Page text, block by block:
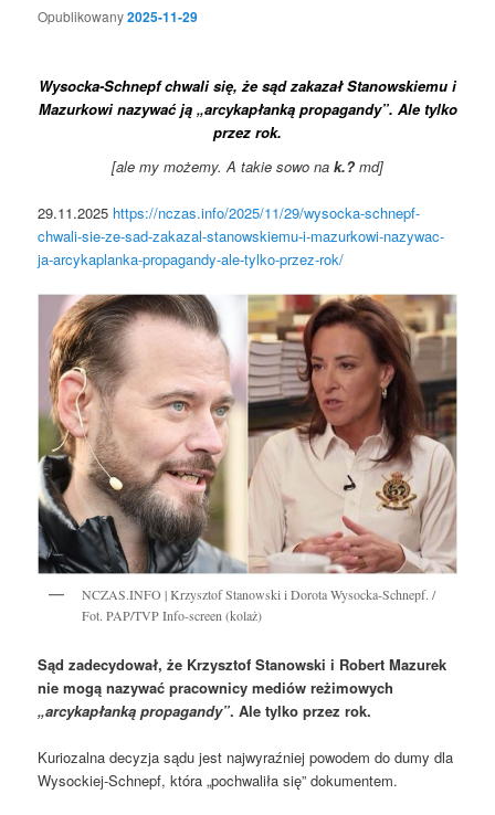
Opublikowany2025-11-29
Wysocka-Schnepf chwali się, że sąd zakazał Stanowskiemu i
Mazurkowi nazywać ją „arcykapłanką propagandy”. Ale tylko
przez rok.
[ale my możemy. A takie sowo na k.? md]
29.11.2025 https://nczas.info/2025/11/29/wysocka-schnepf-
chwali-sie-ze-sad-zakazal-stanowskiemu-i-mazurkowi-nazywac-
ja-arcykaplanka-propagandy-ale-tylko-przez-rok/
NCZAS.INFO | Krzysztof Stanowski i Dorota Wysocka-Schnepf. /
Fot. PAP/TVP Info-screen (kolaż)
Sąd zadecydował, że Krzysztof Stanowski i Robert Mazurek
nie mogą nazywać pracownicy mediów reżimowych
„arcykapłanką propagandy”. Ale tylko przez rok.
Kuriozalna decyzja sądu jest najwyraźniej powodem do dumy dla
Wysockiej-Schnepf, która „pochwaliła się” dokumentem.